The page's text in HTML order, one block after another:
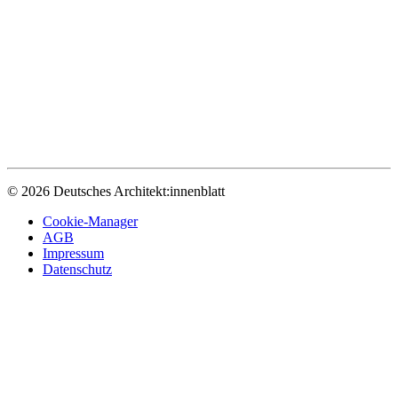
© 2026 Deutsches Architekt:innenblatt
Cookie-Manager
AGB
Impressum
Datenschutz